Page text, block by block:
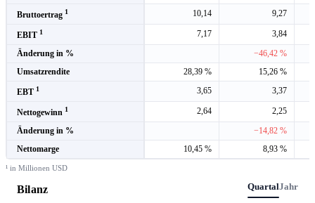
Bruttoertrag 1 10,14 9,27
EBIT 1 7,17
3,84
Änderung in %
−46,42 %
Umsatzrendite
28,39 % 15,26 %
EBT 1 3,65 3,37
Nettogewinn 1 2,64
2,25
Änderung in %
−14,82 %
Nettomarge
10,45 % 8,93 %
¹ in Millionen USD
Bilanz QuartalJahr